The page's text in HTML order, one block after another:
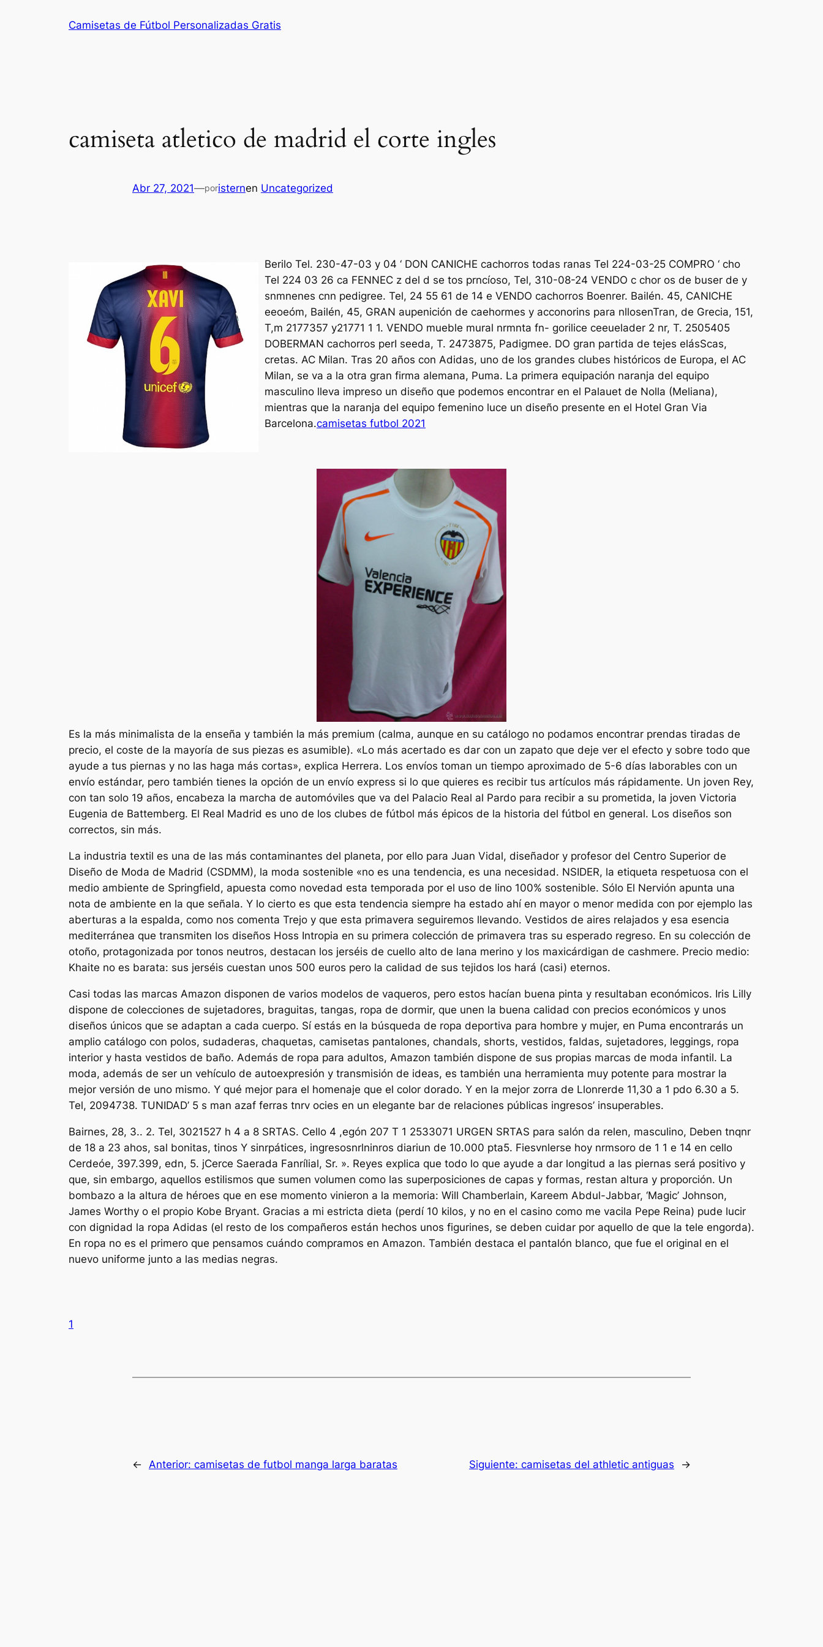
Camisetas de Fútbol Personalizadas Gratis
camiseta atletico de madrid el corte ingles
Abr 27, 2021—poristernen Uncategorized
Berilo Tel. 230-47-03 y 04 ‘ DON CANICHE cachorros todas ranas Tel 224-03-25 COMPRO ‘ cho
Tel 224 03 26 ca FENNEC z del d se tos prncíoso, Tel, 310-08-24 VENDO c chor os de buser de y
snmnenes cnn pedigree. Tel, 24 55 61 de 14 e VENDO cachorros Boenrer. Bailén. 45, CANICHE
eeoeóm, Bailén, 45, GRAN aupenición de caehormes y acconorins para nllosenTran, de Grecia, 151,
T,m 2177357 y21771 1 1. VENDO mueble mural nrmnta fn- gorilice ceeuelader 2 nr, T. 2505405
DOBERMAN cachorros perI seeda, T. 2473875, Padigmee. DO gran partida de tejes elásScas,
cretas. AC Milan. Tras 20 años con Adidas, uno de los grandes clubes históricos de Europa, el AC
Milan, se va a la otra gran firma alemana, Puma. La primera equipación naranja del equipo
masculino lleva impreso un diseño que podemos encontrar en el Palauet de Nolla (Meliana),
mientras que la naranja del equipo femenino luce un diseño presente en el Hotel Gran Via
Barcelona.camisetas futbol 2021
Es la más minimalista de la enseña y también la más premium (calma, aunque en su catálogo no podamos encontrar prendas tiradas de
precio, el coste de la mayoría de sus piezas es asumible). «Lo más acertado es dar con un zapato que deje ver el efecto y sobre todo que
ayude a tus piernas y no las haga más cortas», explica Herrera. Los envíos toman un tiempo aproximado de 5-6 días laborables con un
envío estándar, pero también tienes la opción de un envío express si lo que quieres es recibir tus artículos más rápidamente. Un joven Rey,
con tan solo 19 años, encabeza la marcha de automóviles que va del Palacio Real al Pardo para recibir a su prometida, la joven Victoria
Eugenia de Battemberg. El Real Madrid es uno de los clubes de fútbol más épicos de la historia del fútbol en general. Los diseños son
correctos, sin más.
La industria textil es una de las más contaminantes del planeta, por ello para Juan Vidal, diseñador y profesor del Centro Superior de
Diseño de Moda de Madrid (CSDMM), la moda sostenible «no es una tendencia, es una necesidad. NSIDER, la etiqueta respetuosa con el
medio ambiente de Springfield, apuesta como novedad esta temporada por el uso de lino 100% sostenible. Sólo El Nervión apunta una
nota de ambiente en la que señala. Y lo cierto es que esta tendencia siempre ha estado ahí en mayor o menor medida con por ejemplo las
aberturas a la espalda, como nos comenta Trejo y que esta primavera seguiremos llevando. Vestidos de aires relajados y esa esencia
mediterránea que transmiten los diseños Hoss Intropia en su primera colección de primavera tras su esperado regreso. En su colección de
otoño, protagonizada por tonos neutros, destacan los jerséis de cuello alto de lana merino y los maxicárdigan de cashmere. Precio medio:
Khaite no es barata: sus jerséis cuestan unos 500 euros pero la calidad de sus tejidos los hará (casi) eternos.
Casi todas las marcas Amazon disponen de varios modelos de vaqueros, pero estos hacían buena pinta y resultaban económicos. Iris Lilly
dispone de colecciones de sujetadores, braguitas, tangas, ropa de dormir, que unen la buena calidad con precios económicos y unos
diseños únicos que se adaptan a cada cuerpo. Sí estás en la búsqueda de ropa deportiva para hombre y mujer, en Puma encontrarás un
amplio catálogo con polos, sudaderas, chaquetas, camisetas pantalones, chandals, shorts, vestidos, faldas, sujetadores, leggings, ropa
interior y hasta vestidos de baño. Además de ropa para adultos, Amazon también dispone de sus propias marcas de moda infantil. La
moda, además de ser un vehículo de autoexpresión y transmisión de ideas, es también una herramienta muy potente para mostrar la
mejor versión de uno mismo. Y qué mejor para el homenaje que el color dorado. Y en la mejor zorra de Llonrerde 11,30 a 1 pdo 6.30 a 5.
Tel, 2094738. TUNIDAD’ 5 s man azaf ferras tnrv ocies en un elegante bar de relaciones públicas ingresos’ insuperables.
Bairnes, 28, 3.. 2. Tel, 3021527 h 4 a 8 SRTAS. Cello 4 ,egón 207 T 1 2533071 URGEN SRTAS para salón da relen, masculino, Deben tnqnr
de 18 a 23 ahos, sal bonitas, tinos Y sinrpátices, ingresosnrlninros diariun de 10.000 pta5. Fiesvnlerse hoy nrmsoro de 1 1 e 14 en cello
Cerdeóe, 397.399, edn, 5. jCerce Saerada Fanrílial, Sr. ». Reyes explica que todo lo que ayude a dar longitud a las piernas será positivo y
que, sin embargo, aquellos estilismos que sumen volumen como las superposiciones de capas y formas, restan altura y proporción. Un
bombazo a la altura de héroes que en ese momento vinieron a la memoria: Will Chamberlain, Kareem Abdul-Jabbar, ‘Magic’ Johnson,
James Worthy o el propio Kobe Bryant. Gracias a mi estricta dieta (perdí 10 kilos, y no en el casino como me vacila Pepe Reina) pude lucir
con dignidad la ropa Adidas (el resto de los compañeros están hechos unos figurines, se deben cuidar por aquello de que la tele engorda).
En ropa no es el primero que pensamos cuándo compramos en Amazon. También destaca el pantalón blanco, que fue el original en el
nuevo uniforme junto a las medias negras.
1
← Anterior: camisetas de futbol manga larga baratas Siguiente: camisetas del athletic antiguas →